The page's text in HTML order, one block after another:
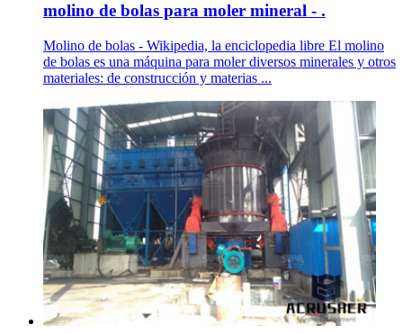
molino de bolas para moler mineral - .
Molino de bolas - Wikipedia, la enciclopedia libre El molino
de bolas es una máquina para moler diversos minerales y otros
materiales: de construcción y materias ...